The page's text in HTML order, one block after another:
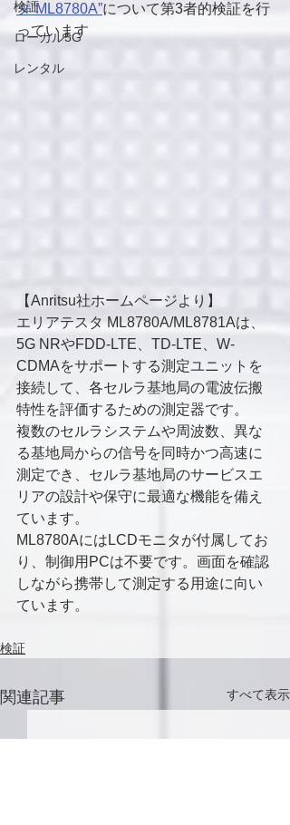
検証
ローカル5G
レンタル
タ”ML8780A”について第3者的検証を行
っています
【Anritsu社ホームページより】
エリアテスタ ML8780A/ML8781Aは、
5G NRやFDD-LTE、TD-LTE、W-
CDMAをサポートする測定ユニットを
接続して、各セルラ基地局の電波伝搬
特性を評価するための測定器です。
複数のセルラシステムや周波数、異な
る基地局からの信号を同時かつ高速に
測定でき、セルラ基地局のサービスエ
リアの設計や保守に最適な機能を備え
ています。
ML8780AにはLCDモニタが付属してお
り、制御用PCは不要です。画面を確認
しながら携帯して測定する用途に向い
ています。
検証
関連記事 すべて表示